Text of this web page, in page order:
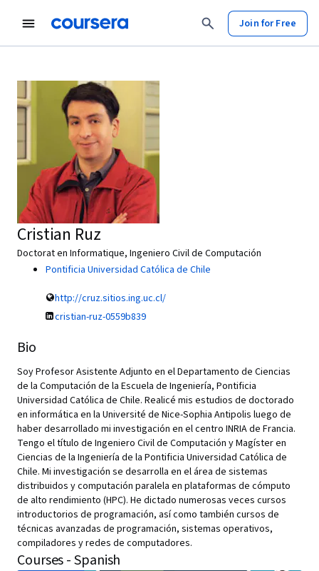
Join for Free
Cristian Ruz
Doctorat en Informatique, Ingeniero Civil de Computación
Pontificia Universidad Católica de Chile
http://cruz.sitios.ing.uc.cl/
cristian-ruz-0559b839
Bio
Soy Profesor Asistente Adjunto en el Departamento de Ciencias
de la Computación de la Escuela de Ingeniería, Pontificia
Universidad Católica de Chile. Realicé mis estudios de doctorado
en informática en la Université de Nice-Sophia Antipolis luego de
haber desarrollado mi investigación en el centro INRIA de Francia.
Tengo el título de Ingeniero Civil de Computación y Magíster en
Ciencias de la Ingeniería de la Pontificia Universidad Católica de
Chile. Mi investigación se desarrolla en el área de sistemas
distribuidos y computación paralela en plataformas de cómputo
de alto rendimiento (HPC). He dictado numerosas veces cursos
introductorios de programación, así como también cursos de
técnicas avanzadas de programación, sistemas operativos,
compiladores y redes de computadores.
Courses - Spanish